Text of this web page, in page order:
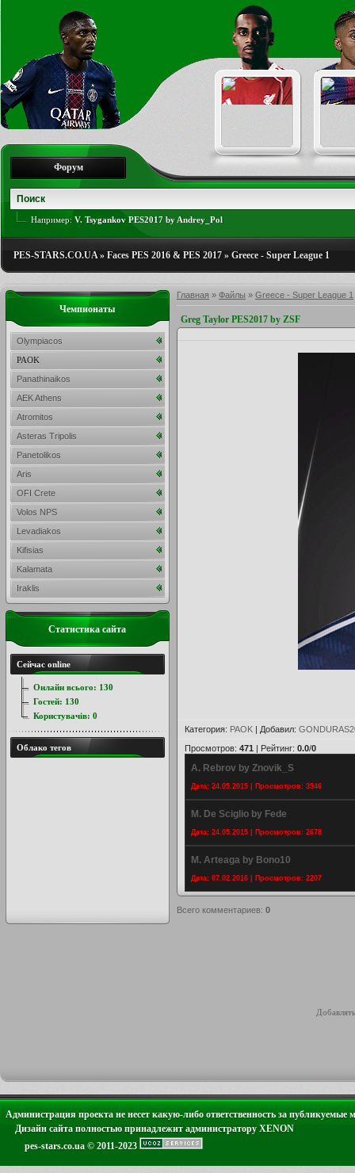
Форум
Например: V. Tsygankov PES2017 by Andrey_Pol
PES-STARS.CO.UA» Faces PES 2016 & PES 2017 » Greece - Super League 1
Главная » Файлы » Greece - Super League 1
Greg Taylor PES2017 by ZSF
Категория: PAOK | Добавил:
Просмотров: 471 | Рейтинг: 0.0/0
A. Rebrov by Znovik_S
Дата: 24.05.2015 | Просмотров: 3546
M. De Sciglio by Fede
Дата: 24.05.2015 | Просмотров: 2678
M. Arteaga by Bono10
Дата: 07.02.2016 | Просмотров: 2207
Всего комментариев: 0
Чемпионаты
Olympiacos
PAOK
Panathinaikos
AEK Athens
Atromitos
Asteras Tripolis
Panetolikos
Aris
OFI Crete
Volos NPS
Levadiakos
Kifisias
Kalamata
Iraklis
Статистика сайта
Сейчас online
Онлайн всього: 130
Гостей: 130
Користувачів: 0
Облако тегов
Администрация проекта не несет какую-либо ответственность за публикуемые
Дизайн сайта полностью принадлежит администратору XENON
pes-stars.co.ua © 2011-2023